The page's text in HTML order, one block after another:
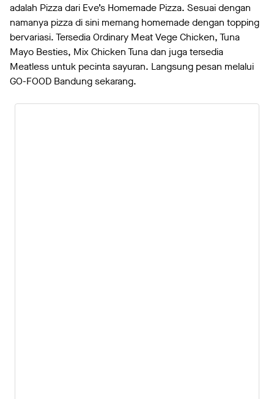
adalah Pizza dari Eve’s Homemade Pizza. Sesuai dengan
namanya pizza di sini memang homemade dengan topping
bervariasi. Tersedia Ordinary Meat Vege Chicken, Tuna
Mayo Besties, Mix Chicken Tuna dan juga tersedia
Meatless untuk pecinta sayuran. Langsung pesan melalui
GO-FOOD Bandung sekarang.